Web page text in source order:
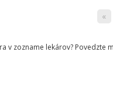
«
v zozname lekárov?